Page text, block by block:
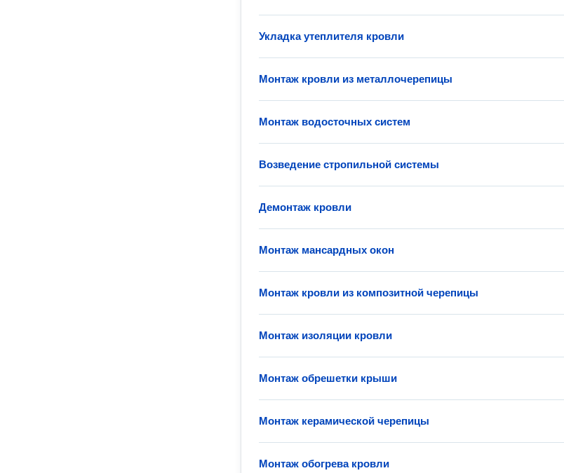
Укладка утеплителя кровли
Монтаж кровли из металлочерепицы
Монтаж водосточных систем
Возведение стропильной системы
Демонтаж кровли
Монтаж мансардных окон
Монтаж кровли из композитной черепицы
Монтаж изоляции кровли
Монтаж обрешетки крыши
Монтаж керамической черепицы
Монтаж обогрева кровли